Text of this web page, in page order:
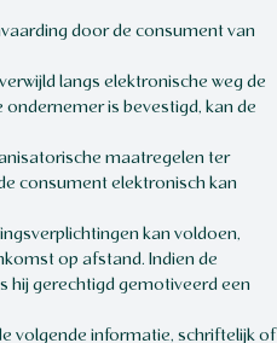
door de consument van
langs elektronische weg de
is bevestigd, kan de
maatregelen ter
consument elektronisch kan
kan voldoen,
op afstand. Indien de
hij gerechtigd gemotiveerd een
volgende informatie, schriftelijk of